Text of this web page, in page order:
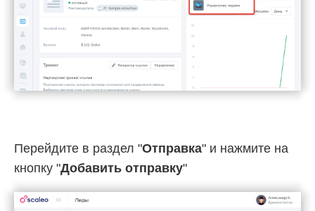
Перейдите в раздел "Отправка" и нажмите на
кнопку "Добавить отправку"